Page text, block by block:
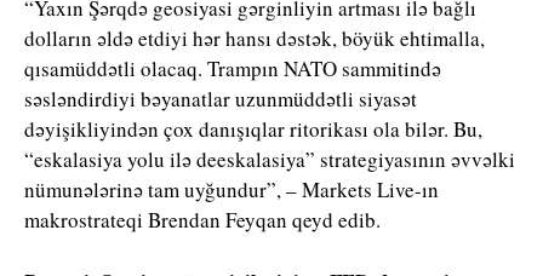
“Yaxın Şərqdə geosiyasi gərginliyin artması ilə bağlı
dolların əldə etdiyi hər hansı dəstək, böyük ehtimalla,
qısamüddətli olacaq. Trampın NATO sammitində
səsləndirdiyi bəyanatlar uzunmüddətli siyasət
dəyişikliyindən çox danışıqlar ritorikası ola bilər. Bu,
“eskalasiya yolu ilə deeskalasiya” strategiyasının əvvəlki
nümunələrinə tam uyğundur”, – Markets Live-ın
makrostrateqi Brendan Feyqan qeyd edib.